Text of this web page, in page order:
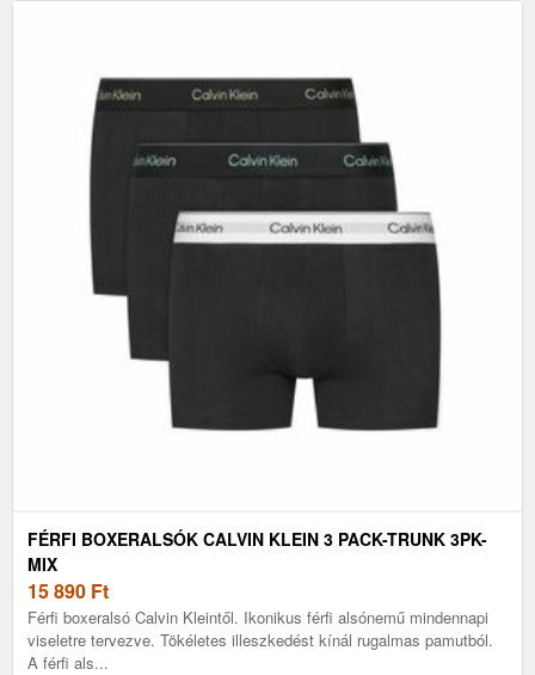
FÉRFI BOXERALSÓK CALVIN KLEIN 3 PACK-TRUNK 3PK-
MIX
15 890 Ft
Férfi boxeralsó Calvin Kleintől. Ikonikus férfi alsónemű mindennapi
viseletre tervezve. Tökéletes illeszkedést kínál rugalmas pamutból.
A férfi als...